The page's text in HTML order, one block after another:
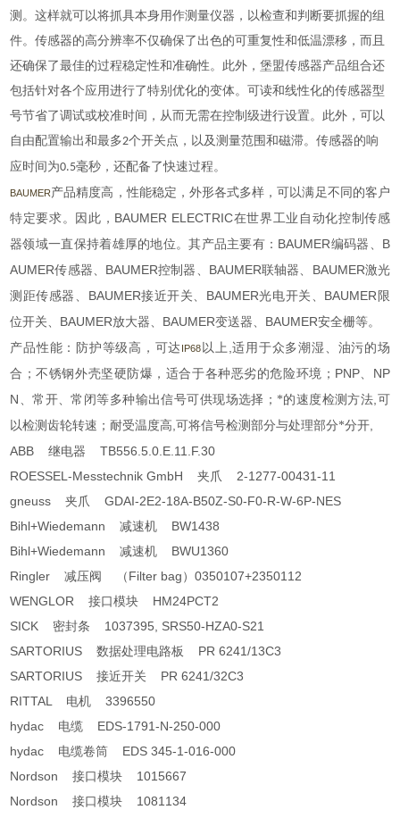
测。这样就可以将抓具本身用作测量仪器，以检查和判断要抓握的组
件。传感器的高分辨率不仅确保了出色的可重复性和低温漂移，而且
还确保了最佳的过程稳定性和准确性。此外，堡盟传感器产品组合还
包括针对各个应用进行了特别优化的变体。可读和线性化的传感器型
号节省了调试或校准时间，从而无需在控制级进行设置。此外，可以
自由配置输出和最多2个开关点，以及测量范围和磁滞。传感器的响
应时间为0.5毫秒，还配备了快速过程。
BAUMER产品精度高，性能稳定，外形各式多样，可以满足不同的客户
特定要求。因此， BAUMER ELECTRIC在世界工业自动化控制传感
器领域一直保持着雄厚的地位。其产品主要有： BAUMER编码器、 B
AUMER传感器、 BAUMER控制器、 BAUMER联轴器、 BAUMER激光
测距传感器、 BAUMER接近开关、 BAUMER光电开关、 BAUMER 限
位开关、 BAUMER放大器、 BAUMER变送器、 BAUMER安全栅等。
产品性能：防护等级高，可达 IP68 以上 适用于众多潮湿、油污的场
合；不锈钢外壳坚硬防爆，适合于各种恶劣的危险环境； PNP、 NP
N 、常开、常闭等多种输出信号可供现场选择；*的速度检测方法 可
以检测齿轮转速；耐受温度高 ,可将信号检测部分与处理部分*分开
ABB 继电器 TB556.5.0.E.11.F.30
ROESSEL-Messtechnik GmbH 夹爪 2-1277-00431-11
gneuss 夹爪 GDAI-2E2-18A-B50Z-S0-F0-R-W-6P-NES
Bihl+Wiedemann 减速机 BW1438
Bihl+Wiedemann 减速机 BWU1360
Ringler 减压阀 （Filter bag）0350107+2350112
WENGLOR 接口模块 HM24PCT2
SICK 密封条 1037395, SRS50-HZA0-S21
SARTORIUS 数据处理电路板 PR 6241/13C3
SARTORIUS 接近开关 PR 6241/32C3
RITTAL 电机 3396550
hydac 电缆 EDS-1791-N-250-000
hydac 电缆卷筒 EDS 345-1-016-000
Nordson 接口模块 1015667
Nordson 接口模块 1081134